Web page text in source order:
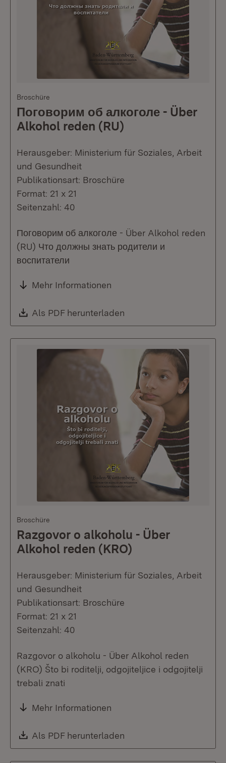
Broschüre
Поговорим об алкоголе - Über
Alkohol reden (RU)
Herausgeber: Ministerium für Soziales, Arbeit
und Gesundheit
Publikationsart: Broschüre
Format: 21 x 21
Seitenzahl: 40
Поговорим об алкоголе - Über Alkohol reden
(RU) Что должны знать родители и
воспитатели
Mehr Informationen
Download:
Als PDF herunterladen
Broschüre
Razgovor o alkoholu - Über
Alkohol reden (KRO)
Herausgeber: Ministerium für Soziales, Arbeit
und Gesundheit
Publikationsart: Broschüre
Format: 21 x 21
Seitenzahl: 40
Razgovor o alkoholu - Über Alkohol reden
(KRO) Što bi roditelji, odgojiteljice i odgojitelji
trebali znati
Mehr Informationen
Download:
Als PDF herunterladen